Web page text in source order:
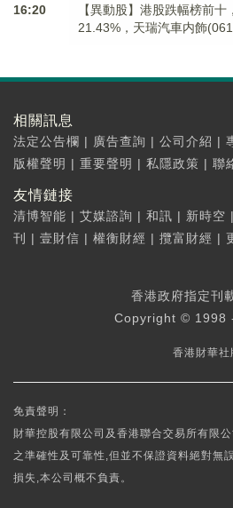
16:20
【異動股】港股跌幅榜前
21.43%，天瑞汽車内飾
相關訊息
法定公告欄 | 廣告查詢 | 公司介紹 |
版權聲明 | 重要聲明 | 私隱政策 | 聯
友情鏈接
清博智能 | 艾媒諮詢 | 和訊 | 新時空 |
刊
| 壹財信 | 權衡財經 | 攬富財經 |
香港政府指定刊
Copyright © 1998
香港財華社
免責聲明：
財華控股有限公司及香港聯合交易所有限
之準確性及可靠性,但並不保證資料絕對無
損失,本公司概不負責。